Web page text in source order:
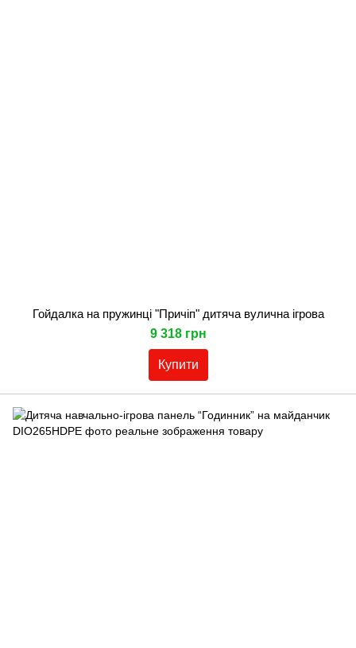
Гойдалка на пружинці "Причіп" дитяча вулична ігрова
9 318 грн
Купити